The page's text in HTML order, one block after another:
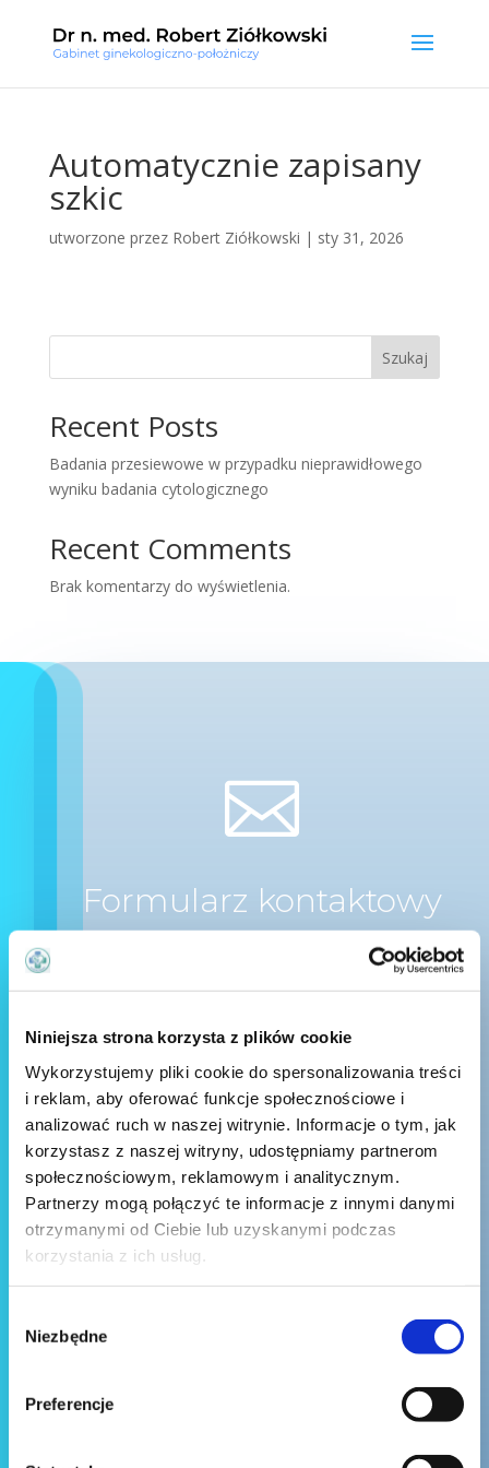
Niniejsza strona korzysta z plików cookie
Wykorzystujemy pliki cookie do spersonalizowania treści
i reklam, aby oferować funkcje społecznościowe i
analizować ruch w naszej witrynie. Informacje o tym, jak
korzystasz z naszej witryny, udostępniamy partnerom
społecznościowym, reklamowym i analitycznym.
Partnerzy mogą połączyć te informacje z innymi danymi
otrzymanymi od Ciebie lub uzyskanymi podczas
korzystania z ich usług.
zgody
Niezbędne
Preferencje
Automatycznie zapisany
szkic
utworzone przez Robert Ziółkowski | sty 31, 2026
Szukaj
Recent Posts
Badania przesiewowe w przypadku nieprawidłowego
wyniku badania cytologicznego
Recent Comments
Brak komentarzy do wyświetlenia.

Formularz kontaktowy
Wyślij wiadomość